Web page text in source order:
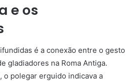
e os
é a conexão entre o gesto
gladiadores na Roma Antiga.
o polegar erguido indicava a